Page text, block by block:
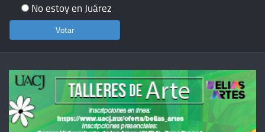
No estoy en Juárez